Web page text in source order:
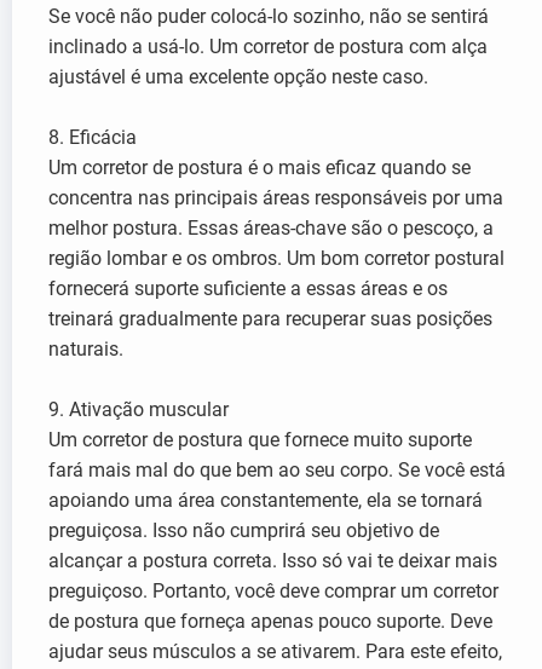
Se você não puder colocá-lo sozinho, não se sentirá
inclinado a usá-lo. Um corretor de postura com alça
ajustável é uma excelente opção neste caso.
8. Eficácia
Um corretor de postura é o mais eficaz quando se
concentra nas principais áreas responsáveis por uma
melhor postura. Essas áreas-chave são o pescoço, a
região lombar e os ombros. Um bom corretor postural
fornecerá suporte suficiente a essas áreas e os
treinará gradualmente para recuperar suas posições
naturais.
9. Ativação muscular
Um corretor de postura que fornece muito suporte
fará mais mal do que bem ao seu corpo. Se você está
apoiando uma área constantemente, ela se tornará
preguiçosa. Isso não cumprirá seu objetivo de
alcançar a postura correta. Isso só vai te deixar mais
preguiçoso. Portanto, você deve comprar um corretor
de postura que forneça apenas pouco suporte. Deve
ajudar seus músculos a se ativarem. Para este efeito,